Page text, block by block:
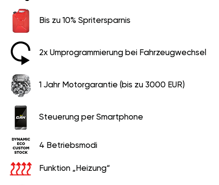
Bis zu 10% Spritersparnis
2x Umprogrammierung bei Fahrzeugwechsel
1 Jahr Motorgarantie (bis zu 3000 EUR)
Steuerung per Smartphone
4 Betriebsmodi
Funktion „Heizung“